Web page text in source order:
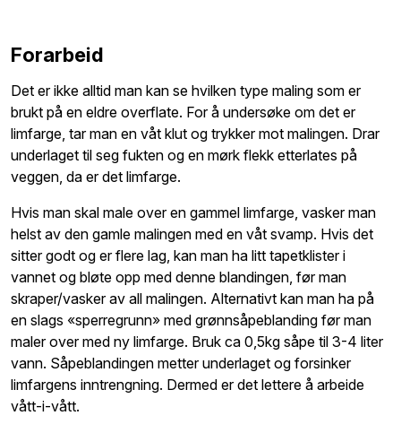
Forarbeid
Det er ikke alltid man kan se hvilken type maling som er
brukt på en eldre overflate. For å undersøke om det er
limfarge, tar man en våt klut og trykker mot malingen. Drar
underlaget til seg fukten og en mørk flekk etterlates på
veggen, da er det limfarge.
Hvis man skal male over en gammel limfarge, vasker man
helst av den gamle malingen med en våt svamp. Hvis det
sitter godt og er flere lag, kan man ha litt tapetklister i
vannet og bløte opp med denne blandingen, før man
skraper/vasker av all malingen. Alternativt kan man ha på
en slags «sperregrunn» med grønnsåpeblanding før man
maler over med ny limfarge. Bruk ca 0,5kg såpe til 3-4 liter
vann. Såpeblandingen metter underlaget og forsinker
limfargens inntrengning. Dermed er det lettere å arbeide
vått-i-vått.